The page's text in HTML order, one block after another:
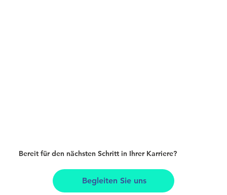
Bereit für den nächsten Schritt in Ihrer Karriere?
Begleiten Sie uns